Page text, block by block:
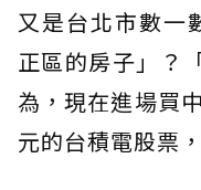
又是台北市數一
正區的房子」？
為，現在進場買
元的台積電股票